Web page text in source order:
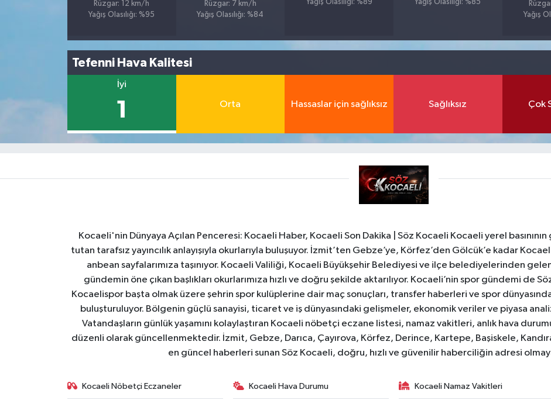
Rüzgar: 12 km/h
Yağış Olasılığı: %95
Rüzgar: 7 km/h
Yağış Olasılığı: %84
Yağış Olasılığı: %89
Yağış Olasılığı: %85
Yağış
Tefenni Hava Kalitesi
İyi
1 Orta Hassaslar için sağlıksız Sağlıksız Çok
Kocaeli'nin Dünyaya Açılan Penceresi: Kocaeli Haber, Kocaeli Son Dakika | Söz Kocaeli Kocaeli yerel basınının
tutan tarafsız yayıncılık anlayışıyla okurlarıyla buluşuyor. İzmit’ten Gebze’ye, Körfez’den Gölcük’e kadar
anbean sayfalarımıza taşınıyor. Kocaeli Valiliği, Kocaeli Büyükşehir Belediyesi ve ilçe belediyelerinden
gündemin öne çıkan başlıkları okurlarımıza hızlı ve doğru şekilde aktarılıyor. Kocaeli’nin spor gündemi de
Kocaelispor başta olmak üzere şehrin spor kulüplerine dair maç sonuçları, transfer haberleri ve spor
buluşturuluyor. Bölgenin güçlü sanayisi, ticaret ve iş dünyasındaki gelişmeler, ekonomik veriler ve piyasa
Vatandaşların günlük yaşamını kolaylaştıran Kocaeli nöbetçi eczane listesi, namaz vakitleri, anlık hava
düzenli olarak güncellenmektedir. İzmit, Gebze, Darıca, Çayırova, Körfez, Derince, Kartepe, Başiskele,
en güncel haberleri sunan Söz Kocaeli, doğru, hızlı ve güvenilir haberciliğin adresi
Kocaeli Nöbetçi Eczaneler Kocaeli Hava Durumu Kocaeli Namaz Vakitleri